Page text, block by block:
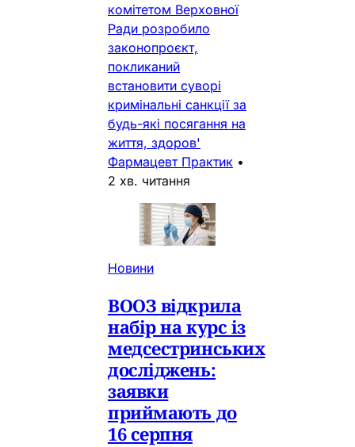
комітетом Верховної
Ради розробило
законопроєкт,
покликаний
встановити суворі
кримінальні санкції за
будь-які посягання на
життя, здоров'
Фармацевт Практик •
2 хв. читання
Новини
ВООЗ відкрила
набір на курс із
медсестринських
досліджень:
заявки
приймають до
16 серпня